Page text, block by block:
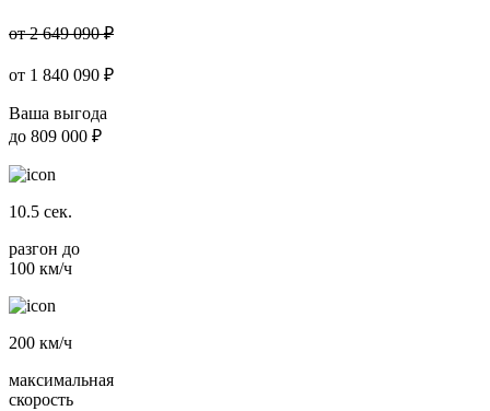
от 2 649 090 ₽
от 1 840 090 ₽
Ваша выгода
до 809 000 ₽
10.5 сек.
разгон до
100 км/ч
200 км/ч
максимальная
скорость